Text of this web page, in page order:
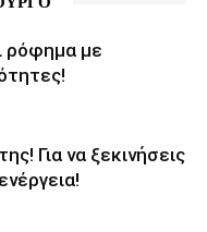
ρόφημα με
Για να ξεκινήσεις